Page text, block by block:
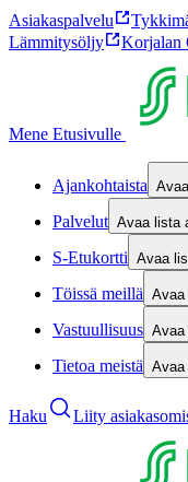
Asiakaspalvelu
Lämmitysöljy
Korjalan
Mene Etusivulle
Ajankohtaista
Palvelut Avaa lista
S-Etukortti Avaa
Töissä meillä
Vastuullisuus Avaa
Tietoa meistä
Haku Liity